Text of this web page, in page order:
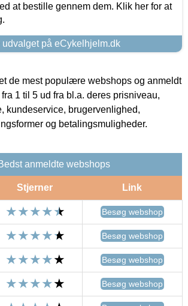
at bestille gennem dem. Klik her for at
udvalget på eCykelhjelm.dk
de mest populære webshops og anmeldt
1 til 5 ud fra bl.a. deres prisniveau,
kundeservice, brugervenlighed,
og betalingsmuligheder.
anmeldte webshops
Stjerner Link
Besøg webshop
Besøg webshop
Besøg webshop
Besøg webshop